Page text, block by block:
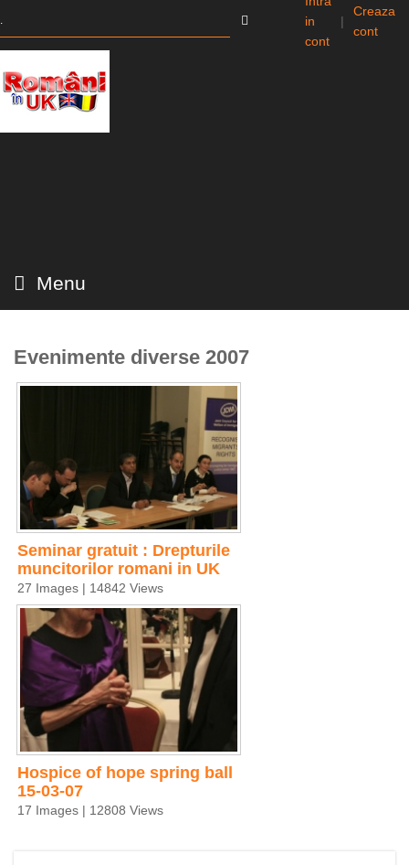
in
cont
|
Creaza
cont
Menu
Evenimente diverse 2007
Seminar gratuit : Drepturile
muncitorilor romani in UK
27 Images | 14842 Views
Hospice of hope spring ball
15-03-07
17 Images | 12808 Views